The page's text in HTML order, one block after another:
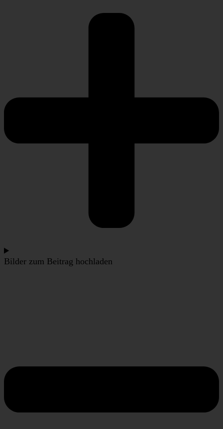
Bilder zum Beitrag hochladen